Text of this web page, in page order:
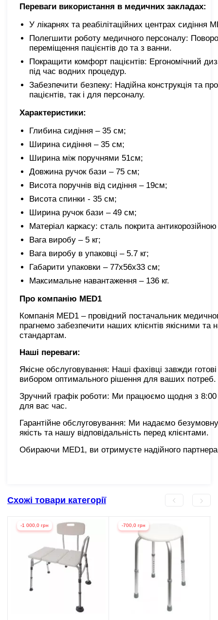
Переваги використання в медичних закладах:
У лікарнях та реабілітаційних центрах сидіння
Полегшити роботу медичного персоналу:
переміщення пацієнтів до та з ванни.
Покращити комфорт пацієнтів: Ергономічний
під час водних процедур.
Забезпечити безпеку: Надійна конструкція та
пацієнтів, так і для персоналу.
Характеристики:
Глибина сидіння – 35 см;
Ширина сидіння – 35 см;
Ширина між поручнями 51см;
Довжина ручок бази – 75 см;
Висота поручнів від сидіння – 19см;
Висота спинки - 35 см;
Ширина ручок бази – 49 см;
Матеріал каркасу: сталь покрита
Вага виробу – 5 кг;
Вага виробу в упаковці – 5.7 кг;
Габарити упаковки – 77х56х33 см;
Максимальне навантаження – 136 кг.
Про компанію MED1
Компанія MED1 – провідний постачальник
прагнемо забезпечити наших клієнтів якісними
стандартам.
Наші переваги:
Якісне обслуговування: Наші фахівці завжди
вибором оптимального рішення для ваших потреб.
Зручний графік роботи: Ми працюємо щодня з
для вас час.
Гарантійне обслуговування: Ми надаємо
якість та нашу відповідальність перед клієнтами.
Обираючи MED1, ви отримуєте надійного
Схожі товари категорії
-1 000,0 грн -700,0 грн